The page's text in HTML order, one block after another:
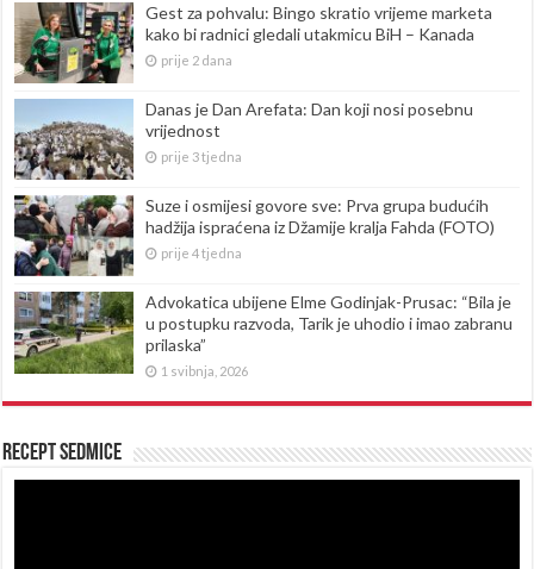
Gest za pohvalu: Bingo skratio vrijeme marketa
kako bi radnici gledali utakmicu BiH – Kanada
prije 2 dana
Danas je Dan Arefata: Dan koji nosi posebnu
vrijednost
prije 3 tjedna
Suze i osmijesi govore sve: Prva grupa budućih
hadžija ispraćena iz Džamije kralja Fahda (FOTO)
prije 4 tjedna
Advokatica ubijene Elme Godinjak-Prusac: “Bila je
u postupku razvoda, Tarik je uhodio i imao zabranu
prilaska”
1 svibnja, 2026
Recept sedmice